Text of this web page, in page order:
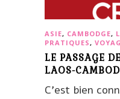
ASIE, CAMBODGE,
PRATIQUES,
LE PASSAGE
LAOS-
C’est bien